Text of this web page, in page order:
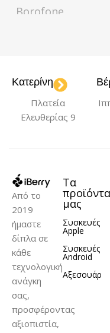
Borofone
Κατερίνη
Πλατεία
Ελευθερίας 9
Από το
2019
ήμαστε
δίπλα σε
κάθε
τεχνολογική
ανάγκη
σας,
προσφέροντας
αξιοπιστία,
Τα
προϊόντα
μας
Συσκευές
Apple
Συσκευές
Android
Αξεσουάρ